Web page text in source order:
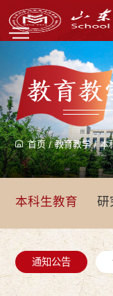
教育教
首页/教育教学/本
本科生教育 研
通知公告